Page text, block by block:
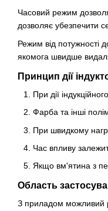
Часовий режим
дозволяє убезпечити
Режим від потужності
якомога швидше
Принцип дії
При дії
Фарба та інші
При швидкому
Час впливу
Якщо вм'ятина з
Область
З приладом можливий